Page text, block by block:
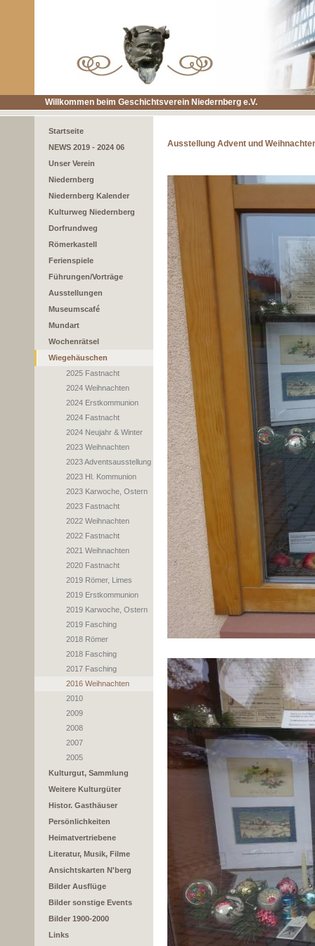
Willkommen beim Geschichtsverein Niedernberg e.V.
Startseite
NEWS 2019 - 2024 06
Unser Verein
Niedernberg
Niedernberg Kalender
Kulturweg Niedernberg
Dorfrundweg
Römerkastell
Ferienspiele
Führungen/Vorträge
Ausstellungen
Museumscafé
Mundart
Wochenrätsel
Wiegehäuschen
2025 Fastnacht
2024 Weihnachten
2024 Erstkommunion
2024 Fastnacht
2024 Neujahr & Winter
2023 Weihnachten
2023 Adventsausstellung
2023 Hl. Kommunion
2023 Karwoche, Ostern
2023 Fastnacht
2022 Weihnachten
2022 Fastnacht
2021 Weihnachten
2020 Fastnacht
2019 Römer, Limes
2019 Erstkommunion
2019 Karwoche, Ostern
2019 Fasching
2018 Römer
2018 Fasching
2017 Fasching
2016 Weihnachten
2010
2009
2008
2007
2005
Kulturgut, Sammlung
Weitere Kulturgüter
Histor. Gasthäuser
Persönlichkeiten
Heimatvertriebene
Literatur, Musik, Filme
Ansichtskarten N'berg
Bilder Ausflüge
Bilder sonstige Events
Bilder 1900-2000
Links
Ausstellung Advent und